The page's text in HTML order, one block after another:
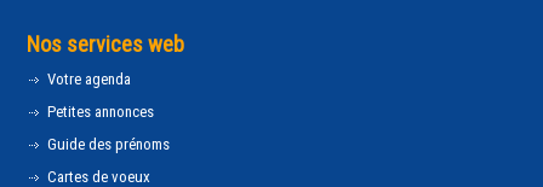
Nos services web
Votre agenda
Petites annonces
Guide des prénoms
Cartes de voeux